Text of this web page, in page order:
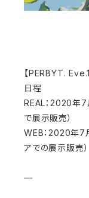
【PERBYT. Eve.1
日程
REAL：2020年
で展示販売）
WEB：2020年7
アでの展示販売）
—